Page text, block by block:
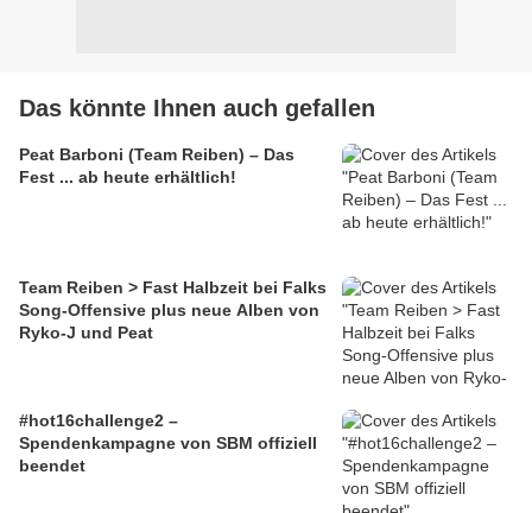
Das könnte Ihnen auch gefallen
Peat Barboni (Team Reiben) – Das
Fest ... ab heute erhältlich!
Team Reiben > Fast Halbzeit bei Falks
Song-Offensive plus neue Alben von
Ryko-J und Peat
#hot16challenge2 –
Spendenkampagne von SBM offiziell
beendet